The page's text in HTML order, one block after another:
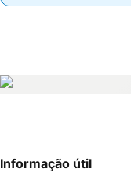
Informação útil